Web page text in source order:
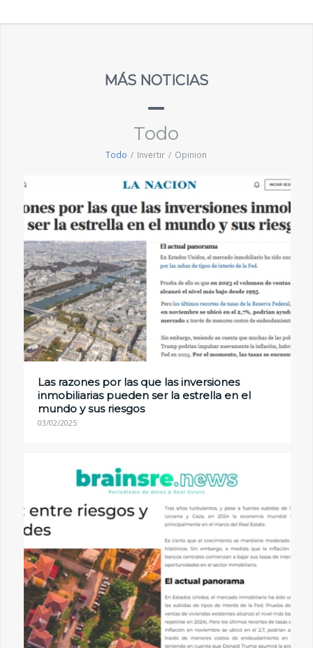
MÁS NOTICIAS
Todo
Todo / Invertir / Opinion
Las razones por las que las inversiones
inmobiliarias pueden ser la estrella en el
mundo y sus riesgos
03/02/2025